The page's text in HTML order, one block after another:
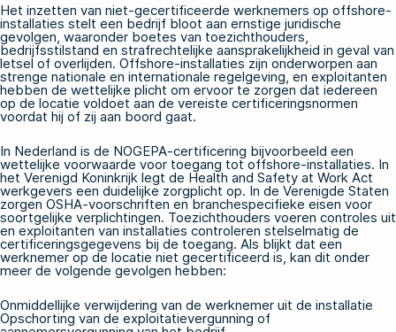
Het inzetten van niet-gecertificeerde werknemers op offshore-
installaties stelt een bedrijf bloot aan ernstige juridische
gevolgen, waaronder boetes van toezichthouders,
bedrijfsstilstand en strafrechtelijke aansprakelijkheid in geval van
letsel of overlijden. Offshore-installaties zijn onderworpen aan
strenge nationale en internationale regelgeving, en exploitanten
hebben de wettelijke plicht om ervoor te zorgen dat iedereen
op de locatie voldoet aan de vereiste certificeringsnormen
voordat hij of zij aan boord gaat.
In Nederland is de NOGEPA-certificering bijvoorbeeld een
wettelijke voorwaarde voor toegang tot offshore-installaties. In
het Verenigd Koninkrijk legt de Health and Safety at Work Act
werkgevers een duidelijke zorgplicht op. In de Verenigde Staten
zorgen OSHA-voorschriften en branchespecifieke eisen voor
soortgelijke verplichtingen. Toezichthouders voeren controles uit
en exploitanten van installaties controleren stelselmatig de
certificeringsgegevens bij de toegang. Als blijkt dat een
werknemer op de locatie niet gecertificeerd is, kan dit onder
meer de volgende gevolgen hebben:
Onmiddellijke verwijdering van de werknemer uit de installatie
Opschorting van de exploitatievergunning of